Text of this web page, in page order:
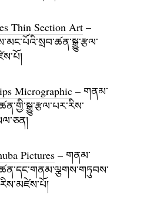
Thin Section Art –
Micrographic – གནམ་
Pictures – གནམ་